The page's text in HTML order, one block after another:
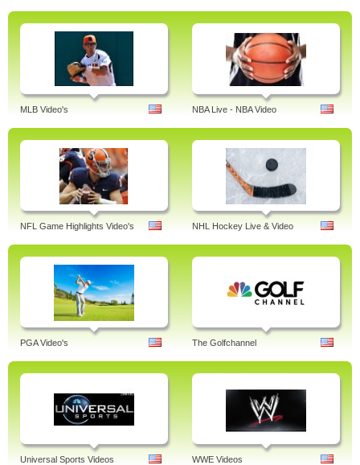
MLB Video's NBA Live - NBA Video
NFL Game Highlights Video's NHL Hockey Live & Video
PGA Video's The Golfchannel
Universal Sports Videos WWE Videos